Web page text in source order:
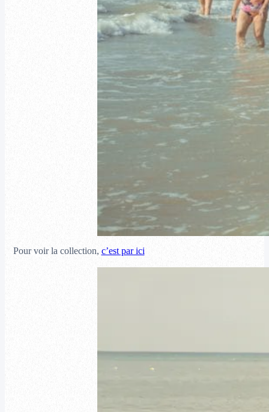
Pour voir la collection, c’est par ici